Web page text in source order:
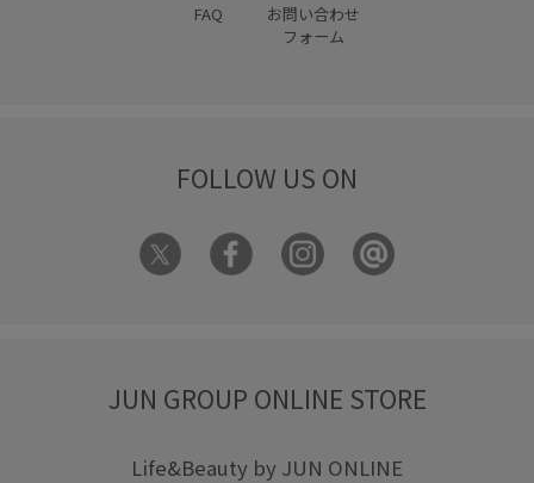
FAQ
お問い合わせ
フォーム
FOLLOW US ON
JUN GROUP ONLINE STORE
Life&Beauty by JUN ONLINE